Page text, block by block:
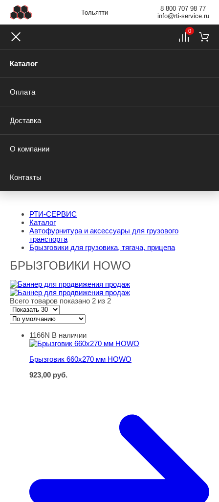
Тольятти
8 800 707 98 77
info@rti-service.ru
Каталог
Оплата
Доставка
О компании
Контакты
0
РТИ-СЕРВИС
Каталог
Автофурнитура и аксессуары для грузового
транспорта
Брызговики для грузовика, тягача, прицепа
БРЫЗГОВИКИ HOWO
Всего товаров показано 2 из 2
Брызговик 660х270 мм HOWO
1166N В наличии
Брызговик 660х270 мм HOWO
923,00 руб.